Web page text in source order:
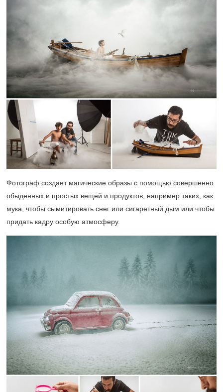
Фотограф создает магические образы с помощью совершенно
обыденных и простых вещей и продуктов, например таких, как
мука, чтобы сымитировать снег или сигаретный дым или чтобы
придать кадру особую атмосферу.